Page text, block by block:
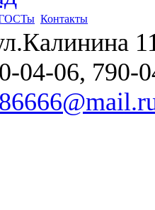
Контакты
04-06, 790-